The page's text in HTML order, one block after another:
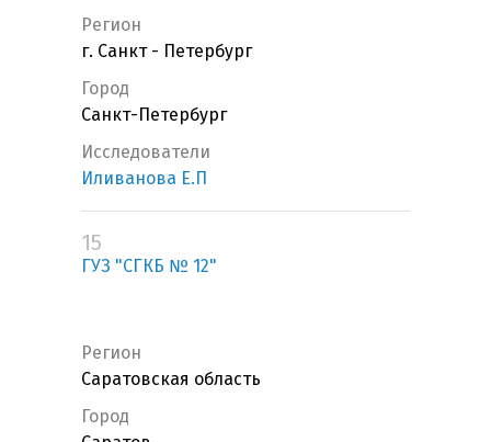
Регион
г. Санкт - Петербург
Город
Санкт-Петербург
Исследователи
Иливанова Е.П
15
ГУЗ "СГКБ № 12"
Регион
Саратовская область
Город